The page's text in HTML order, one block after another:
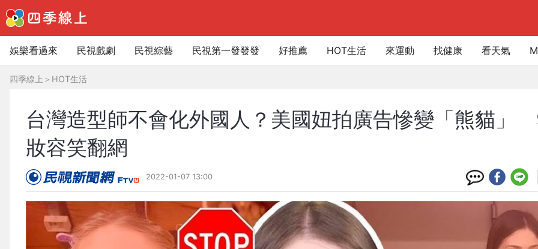
娛樂看過來 民視戲劇 民視綜藝 民視第一發發發 好推薦 HOT生活 來運動 找健康 看天氣
四季線上 ＞ HOT生活
台灣造型師不會化外國人？美國妞拍廣告慘變「熊貓」
妝容笑翻網
2022-01-07 13:00